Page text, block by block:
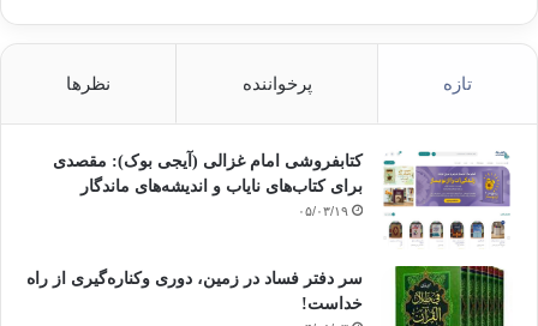
تازه پرخواننده نظرها
کتابفروشی امام غزالی (آیجی بوک): مقصدی
برای کتاب‌های نایاب و اندیشه‌های ماندگار
۰۵/۰۳/۱۹
سر دفتر فساد در زمین‌، دوری وکناره‌گیری از راه
خداست‌!